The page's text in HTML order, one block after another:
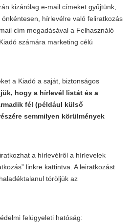
kizárólag e-mail címeket gyűjtünk,
hírlevélre való feliratkozás
cím megadásával a Felhasználó
számára marketing célú
a Kiadó a saját, biztonságos
hogy a hírlevél listát és a
fél (például külső
semmilyen körülmények
a hírlevélről a hírlevelek
linkre kattintva. A leiratkozást
töröljük az
felügyeleti hatóság: